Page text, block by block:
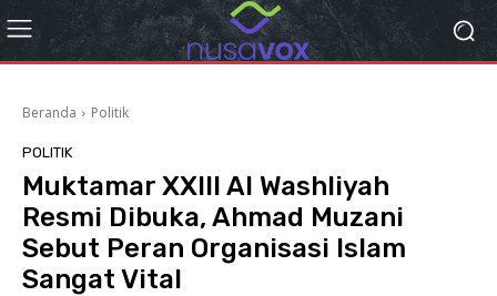
Beranda Politik
POLITIK
Muktamar XXIII Al Washliyah
Resmi Dibuka, Ahmad Muzani
Sebut Peran Organisasi Islam
Sangat Vital